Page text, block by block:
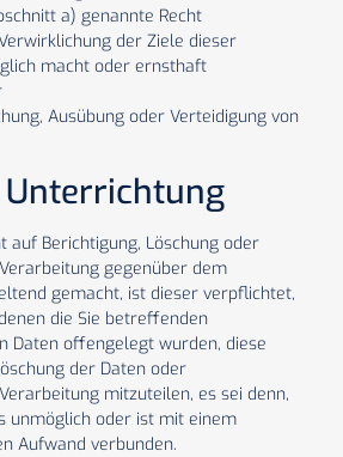
a) genannte Recht
der Ziele dieser
macht oder ernsthaft
Ausübung oder Verteidigung von
Unterrichtung
auf Berichtigung, Löschung oder
gegenüber dem
gemacht, ist dieser verpflichtet,
die Sie betreffenden
Daten offengelegt wurden, diese
der Daten oder
mitzuteilen, es sei denn,
unmöglich oder ist mit einem
Aufwand verbunden.